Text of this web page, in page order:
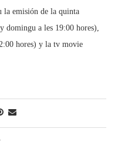
la emisión de la quinta
domingu a les 19:00 hores),
hores) y la tv movie